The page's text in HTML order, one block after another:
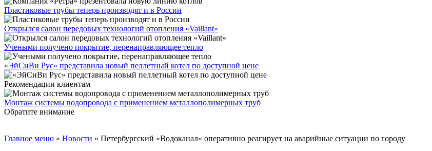
Пластиковые трубы теперь производят и в России
Открылся салон передовых технологий отопления «Vaillant»
Учеными получено покрытие, перенаправляющее тепло
«ЭйСиВи Рус» представила новый пеллетный котел по доступной цене
Рекомендации клиентам
Монтаж системы водопровода с применением металлополимерных труб
Обратите внимание
Главное меню » Новости » Петербургский «Водоканал» оперативно реагирует на аварийные ситуации по городу